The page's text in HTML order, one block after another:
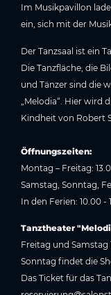
Im Musikpavillon
ein, sich mit der
Der Tanzsaal ist ein
Die Tanzfläche, die
und Tänzer sind die
„Melodia“. Hier wird
Kindheit von Robert
Öffnungszeiten:
Montag – Freitag:
Samstag, Sonntag,
In den Ferien: 10.00 -
Tanztheater
Freitag und Samstag
Sonntag findet die
Das Ticket für das